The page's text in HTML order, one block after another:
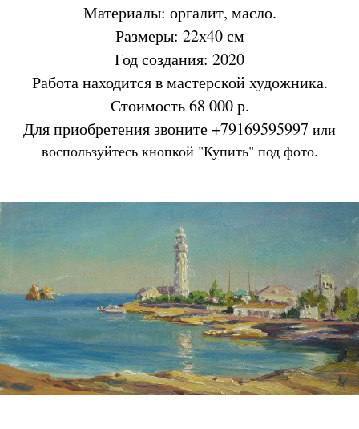
Материалы: оргалит, масло.
Размеры: 22х40 см
Год создания: 2020
Работа находится в мастерской художника.
Стоимость 68 000 р.
Для приобретения звоните +79169595997 или
воспользуйтесь кнопкой "Купить" под фото.